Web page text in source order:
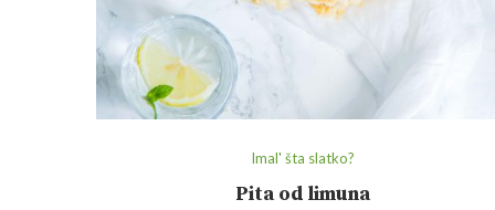
Imal' šta slatko?
Pita od limuna